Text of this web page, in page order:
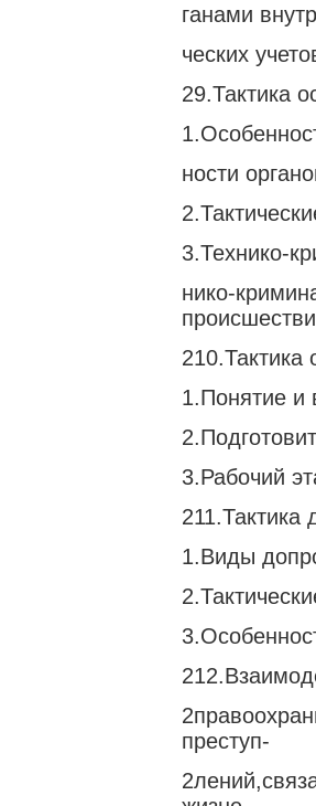
ганами
ческих
29.Тактика
ности
3.Технико-
нико-
1.Понятие и
3.Рабочий
211.Тактика
1.Виды
преступ-